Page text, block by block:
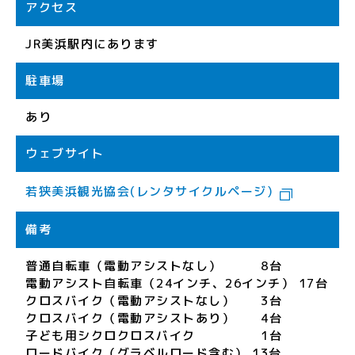
アクセス
JR美浜駅内にあります
駐車場
あり
ウェブサイト
若狭美浜観光協会(レンタサイクルページ)
備考
普通自転車（電動アシストなし） 8台
電動アシスト自転車（24インチ、26インチ） 17台
クロスバイク（電動アシストなし） 3台
クロスバイク（電動アシストあり） 4台
子ども用シクロクロスバイク 1台